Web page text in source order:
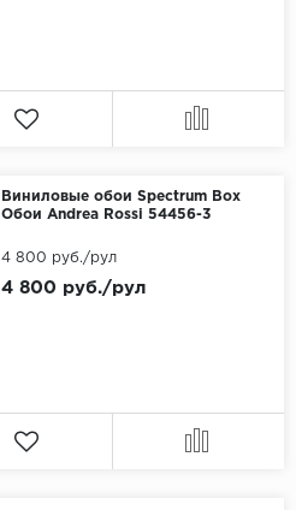
Виниловые обои Spectrum Box
Обои Andrea Rossi 54456-3
4 800 руб./рул
4 800 руб./рул